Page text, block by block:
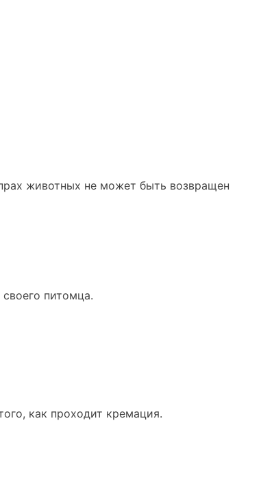
животных не может быть возвращен
питомца.
как проходит кремация.